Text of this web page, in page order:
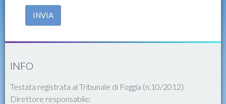
INVIA
INFO
Testata registrata al Tribunale di Foggia (n.10/2012)
Direttore responsabile: